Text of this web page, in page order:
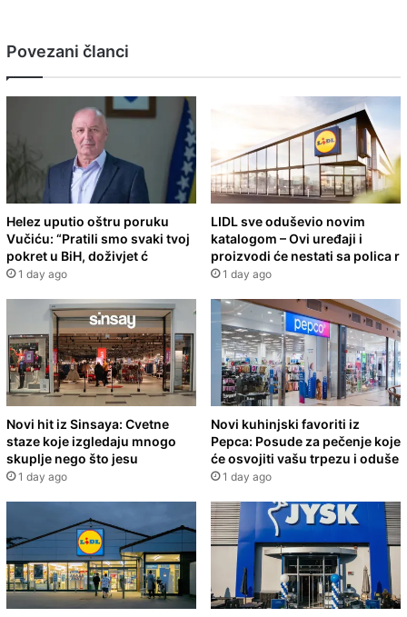
Povezani članci
Helez uputio oštru poruku
Vučiću: “Pratili smo svaki tvoj
pokret u BiH, doživjet ć
1 day ago
LIDL sve oduševio novim
katalogom – Ovi uređaji i
proizvodi će nestati sa polica r
1 day ago
Novi hit iz Sinsaya: Cvetne
staze koje izgledaju mnogo
skuplje nego što jesu
1 day ago
Novi kuhinjski favoriti iz
Pepca: Posude za pečenje koje
će osvojiti vašu trpezu i oduše
1 day ago